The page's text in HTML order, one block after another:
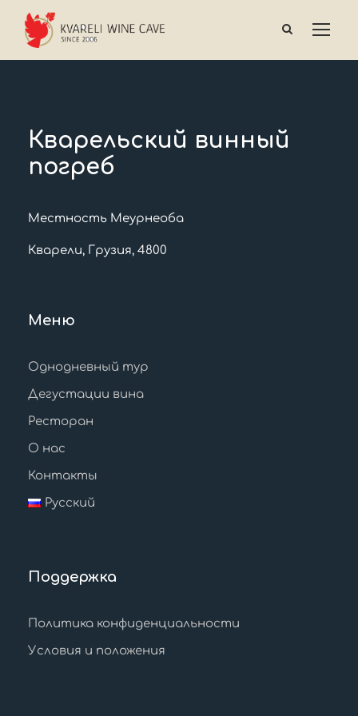
Кварельский винный
погреб
Местность Меурнеоба
Кварели, Грузия, 4800
Меню
Однодневный тур
Дегустации вина
Ресторан
О нас
Контакты
Русский
Поддержка
Политика конфиденциальности
Условия и положения